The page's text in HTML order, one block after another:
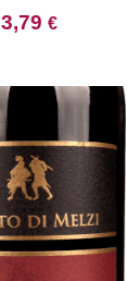
3,79 €